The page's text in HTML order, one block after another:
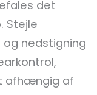
det
Stejle
nedstigning
afhængig af